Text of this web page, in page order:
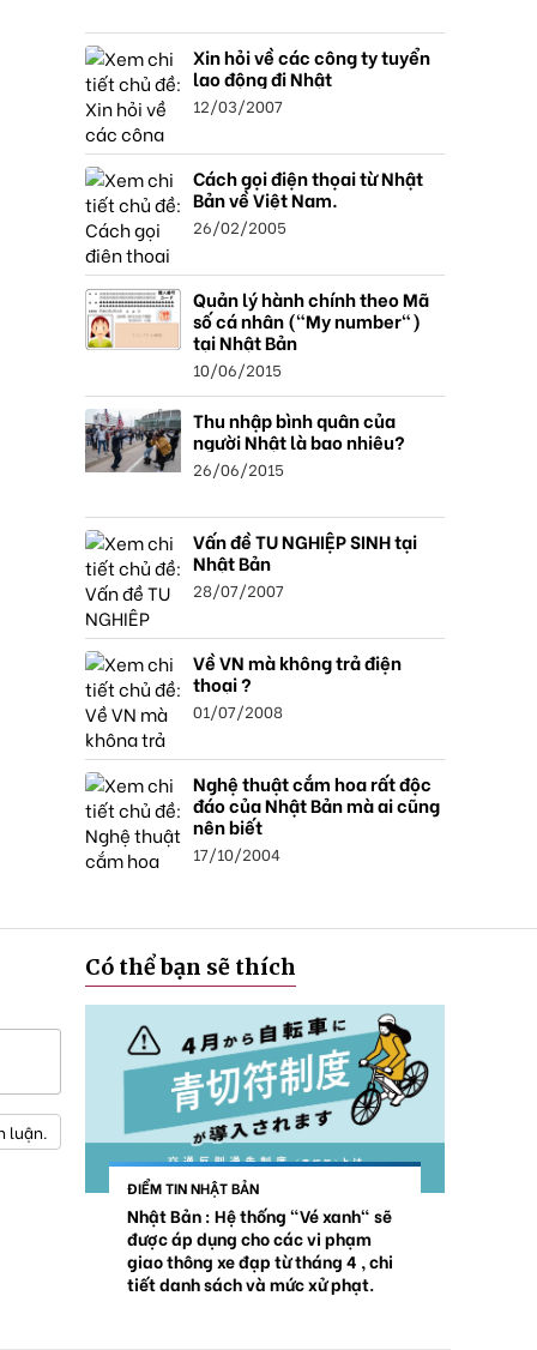
Xin hỏi về các công ty tuyển
lao động đi Nhật
12/03/2007
Cách gọi điện thọai từ Nhật
Bản về Việt Nam.
26/02/2005
Quản lý hành chính theo Mã
số cá nhân ("My number")
tại Nhật Bản
10/06/2015
Thu nhập bình quân của
người Nhật là bao nhiêu?
26/06/2015
Vấn đề TU NGHIỆP SINH tại
Nhật Bản
28/07/2007
Về VN mà không trả điện
thoại ?
01/07/2008
Nghệ thuật cắm hoa rất độc
đáo của Nhật Bản mà ai cũng
nên biết
17/10/2004
luận.
Có thể bạn sẽ thích
ĐIỂM TIN NHẬT BẢN
Nhật Bản : Hệ thống "Vé xanh" sẽ
được áp dụng cho các vi phạm
giao thông xe đạp từ tháng 4 , chi
tiết danh sách và mức xử phạt.